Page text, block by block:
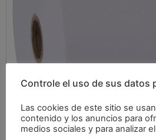
Controle el uso de sus datos
Las cookies de este sitio se
contenido y los anuncios para
medios sociales y para analizar